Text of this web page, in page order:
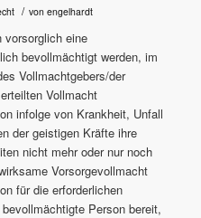
/ von engelhardt
vorsorglich eine
bevollmächtigt werden, im
Vollmachtgebers/der
Vollmacht
infolge von Krankheit, Unfall
der geistigen Kräfte ihre
nicht mehr oder nur noch
Vorsorgevollmacht
für die erforderlichen
Person bereit,